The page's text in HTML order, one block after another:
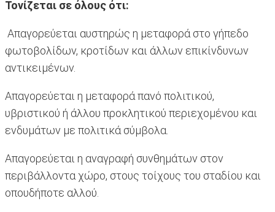
Τονίζεται σε όλους ότι:
Απαγορεύεται αυστηρώς η μεταφορά στο γήπεδο
φωτοβολίδων, κροτίδων και άλλων επικίνδυνων
αντικειμένων.
Απαγορεύεται η μεταφορά πανό πολιτικού,
υβριστικού ή άλλου προκλητικού περιεχομένου και
ενδυμάτων με πολιτικά σύμβολα.
Απαγορεύεται η αναγραφή συνθημάτων στον
περιβάλλοντα χώρο, στους τοίχους του σταδίου και
οπουδήποτε αλλού.